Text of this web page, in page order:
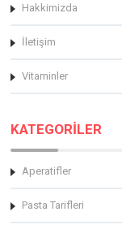
Hakkimizda
İletişim
Vitaminler
KATEGORİLER
Aperatifler
Pasta Tarifleri